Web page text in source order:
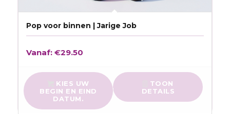
Pop voor binnen | Jarige Job
Vanaf: €29.50
KIES UW
BEGIN EN EIND
DATUM.
TOON
DETAILS